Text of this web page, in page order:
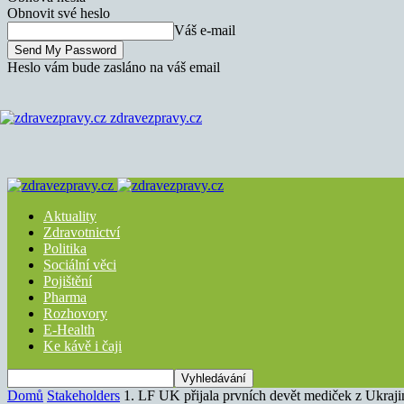
Obnovit své heslo
Váš e-mail
Heslo vám bude zasláno na váš email
zdravezpravy.cz
Aktuality
Zdravotnictví
Politika
Sociální věci
Pojištění
Pharma
Rozhovory
E-Health
Ke kávě i čaji
Domů Stakeholders 1. LF UK přijala prvních devět mediček z